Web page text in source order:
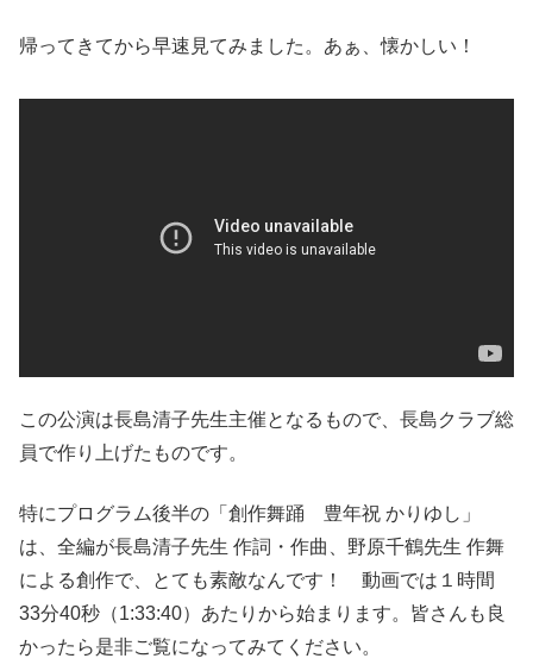
帰ってきてから早速見てみました。あぁ、懐かしい！
この公演は長島清子先生主催となるもので、長島クラブ総
員で作り上げたものです。
特にプログラム後半の「創作舞踊 豊年祝 かりゆし」
は、全編が長島清子先生 作詞・作曲、野原千鶴先生 作舞
による創作で、とても素敵なんです！ 動画では１時間
33分40秒（1:33:40）あたりから始まります。皆さんも良
かったら是非ご覧になってみてください。